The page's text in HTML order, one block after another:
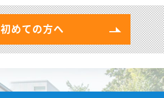
初めての方へ